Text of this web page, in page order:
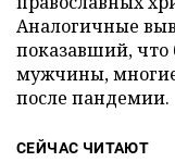
Аналогичные
показавший,
мужчины,
после пандемии.
СЕЙЧАС ЧИТАЮТ